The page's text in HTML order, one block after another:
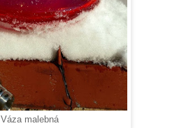
Váza malebná